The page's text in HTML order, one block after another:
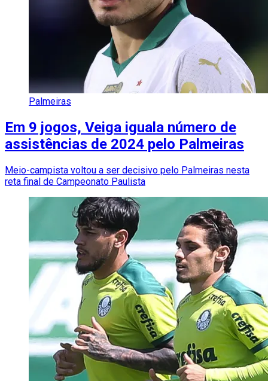
Palmeiras
Em 9 jogos, Veiga iguala número de
assistências de 2024 pelo Palmeiras
Meio-campista voltou a ser decisivo pelo Palmeiras nesta
reta final de Campeonato Paulista